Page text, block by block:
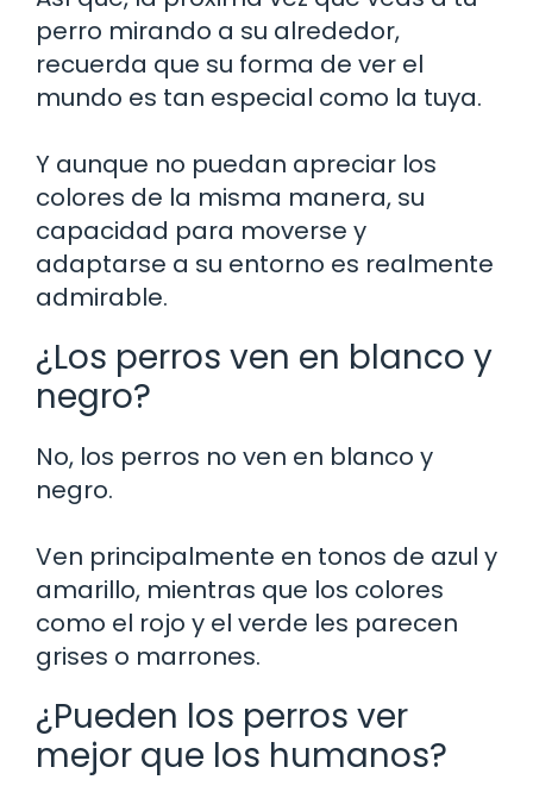
perro mirando a su alrededor,
recuerda que su forma de ver el
mundo es tan especial como la tuya.
Y aunque no puedan apreciar los
colores de la misma manera, su
capacidad para moverse y
adaptarse a su entorno es realmente
admirable.
¿Los perros ven en blanco y
negro?
No, los perros no ven en blanco y
negro.
Ven principalmente en tonos de azul y
amarillo, mientras que los colores
como el rojo y el verde les parecen
grises o marrones.
¿Pueden los perros ver
mejor que los humanos?